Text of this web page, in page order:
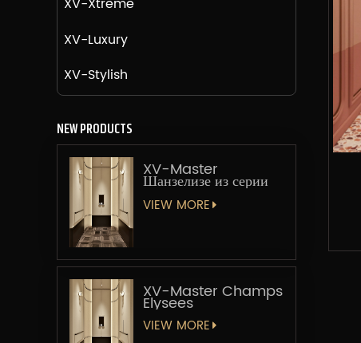
XV-Luxury
XV-Stylish
NEW PRODUCTS
XV-Master
Шанзелизе из серии
«Мастер-лифт»
VIEW MORE
XV-Master Champs
Elysees
VIEW MORE